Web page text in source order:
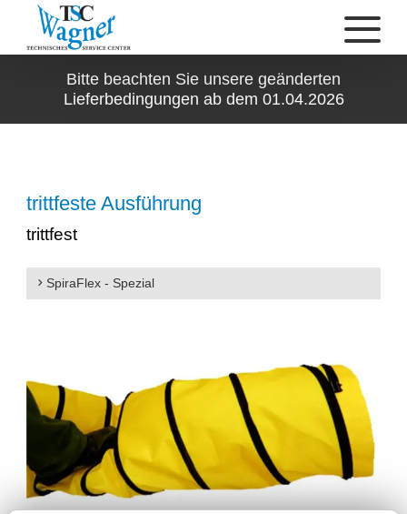
Bitte beachten Sie unsere geänderten
Lieferbedingungen ab dem 01.04.2026
trittfeste Ausführung
trittfest
SpiraFlex - Spezial